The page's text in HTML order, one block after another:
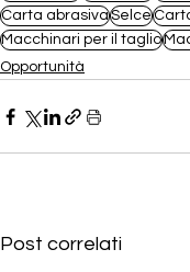
Carta abrasivaSelce
Macchinari per il taglio
Opportunità
Post correlati